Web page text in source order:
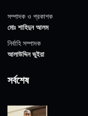
সম্পাদক ও প্রকাশক
মোঃ শাহিদুন আলম
নির্বাহি সম্পাদক
আলাউদ্দিন ভুইয়া
সর্বশেষ